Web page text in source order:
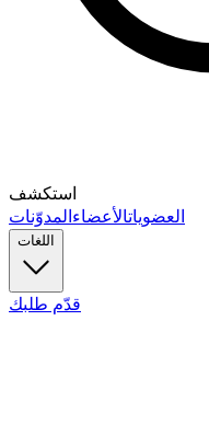
استكشف
العضوياتالأعضاءالمدوّنات
اللغات
قدّم طلبك